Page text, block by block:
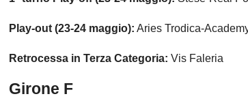
Play-out (23-24 maggio): Aries Trodica-
Retrocessa in Terza Categoria: Vis Faleria
Girone F